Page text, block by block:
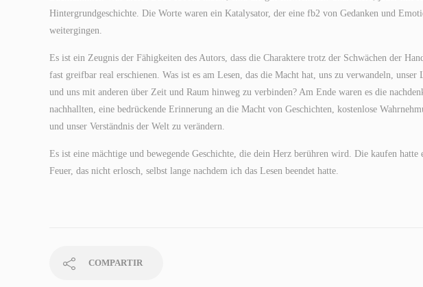
Hintergrundgeschichte. Die Worte waren ein Katalysator, der eine fb2 von Gedanken und
weitergingen.
Es ist ein Zeugnis der Fähigkeiten des Autors, dass die Charaktere trotz der Schwächen der
fast greifbar real erschienen. Was ist es am Lesen, das die Macht hat, uns zu verwandeln,
und uns mit anderen über Zeit und Raum hinweg zu verbinden? Am Ende waren es die
nachhallten, eine bedrückende Erinnerung an die Macht von Geschichten, kostenlose
und unser Verständnis der Welt zu verändern.
Es ist eine mächtige und bewegende Geschichte, die dein Herz berühren wird. Die kaufen hatte
Feuer, das nicht erlosch, selbst lange nachdem ich das Lesen beendet hatte.
COMPARTIR